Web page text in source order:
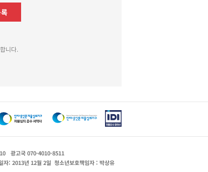
니다.
광고국 070-4010-8511
자: 2013년 12월 2일 청소년보호책임자 : 박상유